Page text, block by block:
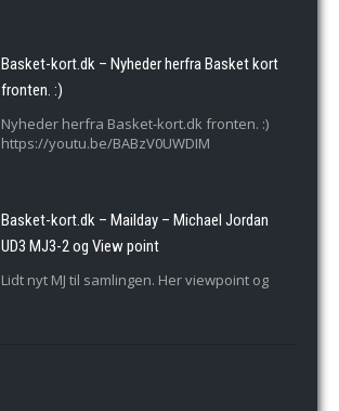
Basket-kort.dk – Nyheder herfra Basket kort
fronten. :)
Nyheder herfra Basket-kort.dk fronten. :)
https://youtu.be/BABzV0UWDIM
Basket-kort.dk – Mailday – Michael Jordan
UD3 MJ3-2 og View point
Lidt nyt MJ til samlingen. Her viewpoint og